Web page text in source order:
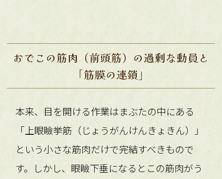
おでこの筋肉（前頭筋）の過剰な動員と
「筋膜の連鎖」
本来、目を開ける作業はまぶたの中にある
「上眼瞼挙筋（じょうがんけんきょきん）」
という小さな筋肉だけで完結すべきもので
す。しかし、眼瞼下垂になるとこの筋肉がう